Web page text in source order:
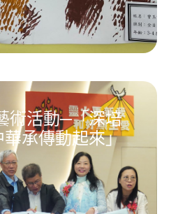
活動─「深培
承傳動起來」